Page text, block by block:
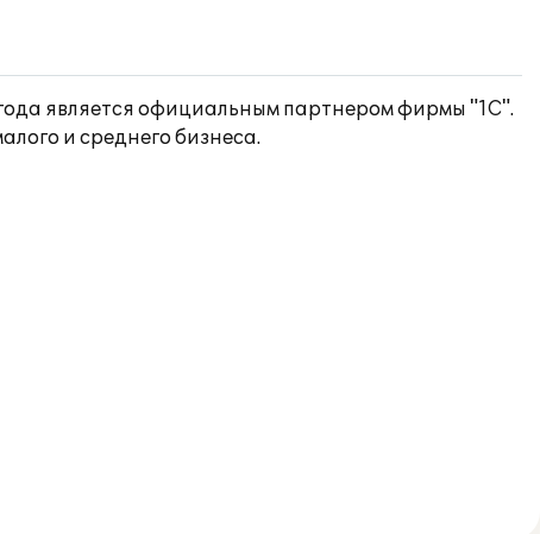
является официальным партнером фирмы "1С".
и среднего бизнеса.